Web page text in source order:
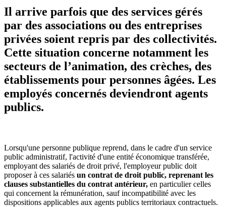
Il arrive parfois que des services gérés
par des associations ou des entreprises
privées soient repris par des collectivités.
Cette situation concerne notamment les
secteurs de l’animation, des crèches, des
établissements pour personnes âgées. Les
employés concernés deviendront agents
publics.
Lorsqu'une personne publique reprend, dans le cadre d'un service
public administratif, l'activité d'une entité économique transférée,
employant des salariés de droit privé, l'employeur public doit
proposer à ces salariés un contrat de droit public, reprenant les
clauses substantielles du contrat antérieur, en particulier celles
qui concernent la rémunération, sauf incompatibilité avec les
dispositions applicables aux agents publics territoriaux contractuels.